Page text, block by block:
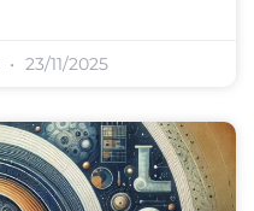
23/11/2025